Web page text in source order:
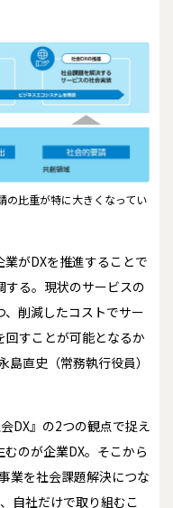
の比重が特に大きくなってい
がDXを推進することで
る。現状のサービスの
削減したコストでサー
回すことが可能となるか
島直史（常務執行役員）
DX』の2つの観点で捉え
のが企業DX。そこから
業を社会課題解決につな
自社だけで取り組むこ